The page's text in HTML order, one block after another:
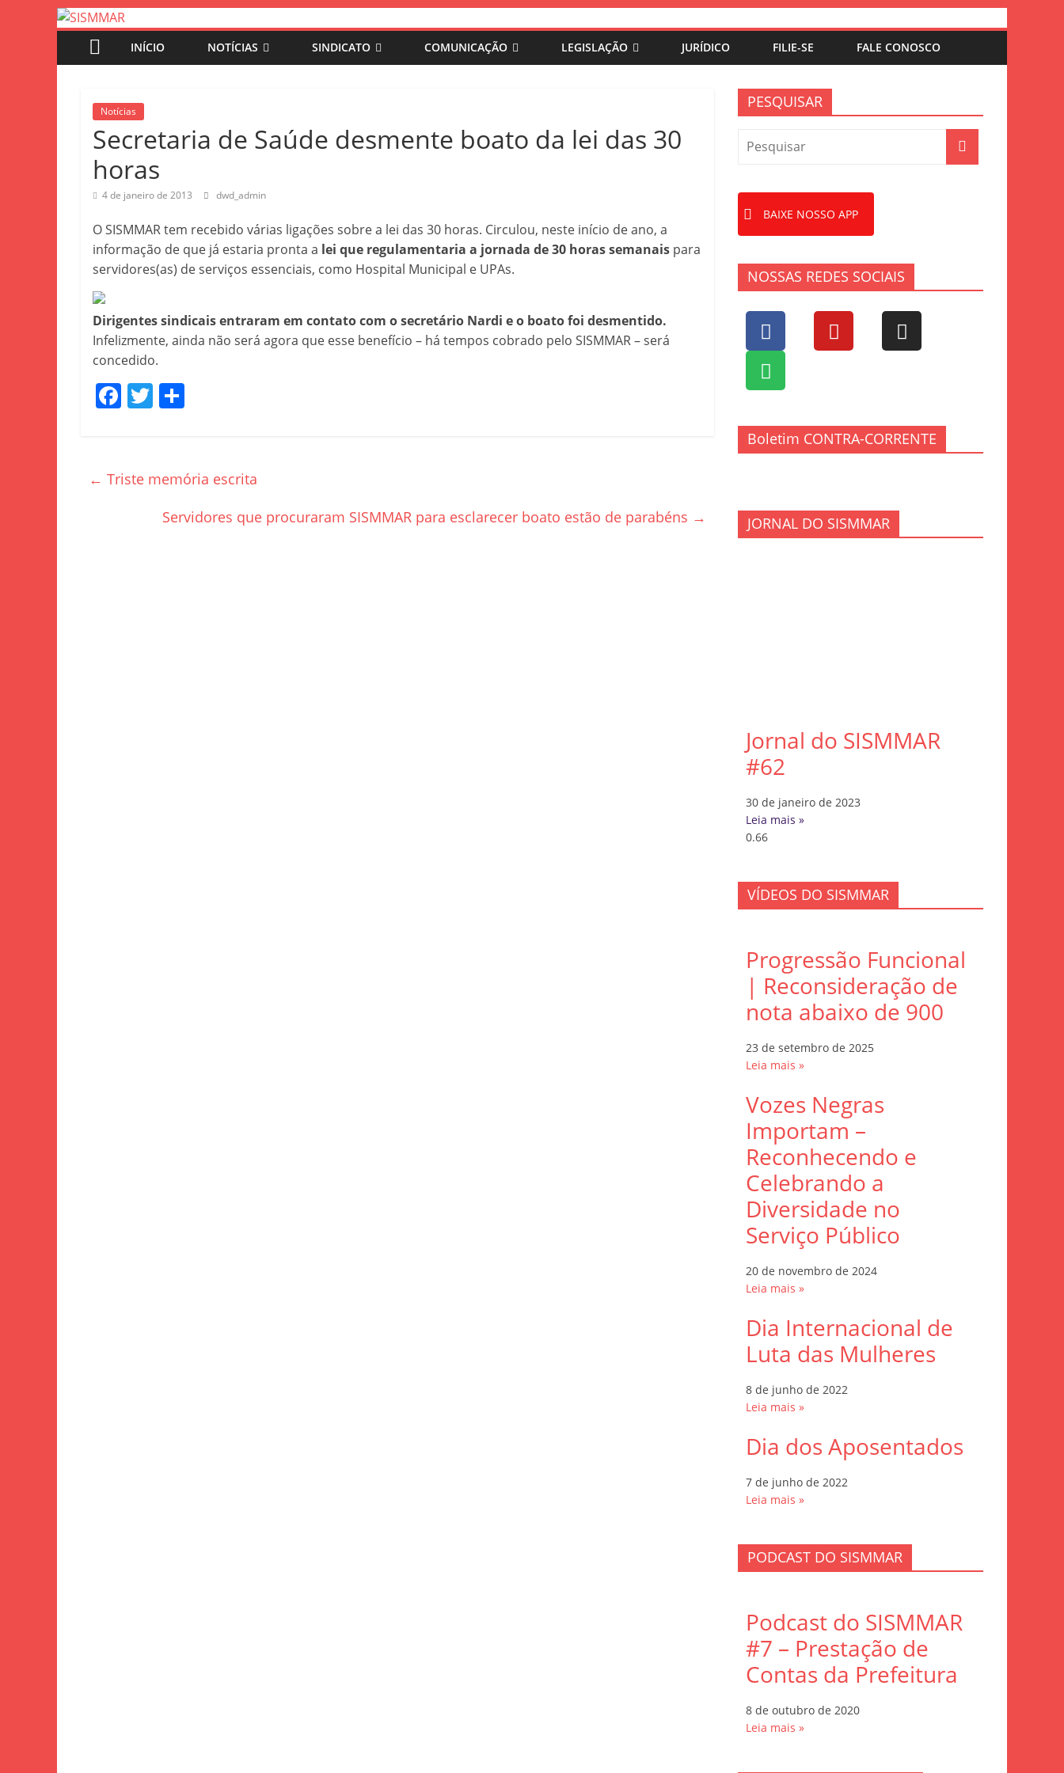
INÍCIO NOTÍCIAS SINDICATO COMUNICAÇÃO LEGISLAÇÃO JURÍDICO FILIE-SE FALE CONOSCO
Notícias
Secretaria de Saúde desmente boato da lei das 30
horas
4 de janeiro de 2013 dwd_admin
O SISMMAR tem recebido várias ligações sobre a lei das 30 horas. Circulou, neste início de ano, a
informação de que já estaria pronta a lei que regulamentaria a jornada de 30 horas semanais para
servidores(as) de serviços essenciais, como Hospital Municipal e UPAs.
Dirigentes sindicais entraram em contato com o secretário Nardi e o boato foi desmentido.
Infelizmente, ainda não será agora que esse benefício – há tempos cobrado pelo SISMMAR – será
concedido.
F
e
T
er e
← Triste memória escrita
Servidores que procuraram SISMMAR para esclarecer boato estão de parabéns →
PESQUISAR
BAIXE NOSSO APP
NOSSAS REDES SOCIAIS
Boletim CONTRA-CORRENTE
JORNAL DO SISMMAR
Jornal do SISMMAR
#62
30 de janeiro de 2023
Leia mais »
VÍDEOS DO SISMMAR
Progressão Funcional
| Reconsideração de
nota abaixo de 900
23 de setembro de 2025
Leia mais »
Vozes Negras
Importam –
Reconhecendo e
Celebrando a
Diversidade no
Serviço Público
20 de novembro de 2024
Leia mais »
Dia Internacional de
Luta das Mulheres
8 de junho de 2022
Leia mais »
Dia dos Aposentados
7 de junho de 2022
Leia mais »
PODCAST DO SISMMAR
Podcast do SISMMAR
#7 – Prestação de
Contas da Prefeitura
8 de outubro de 2020
Leia mais »